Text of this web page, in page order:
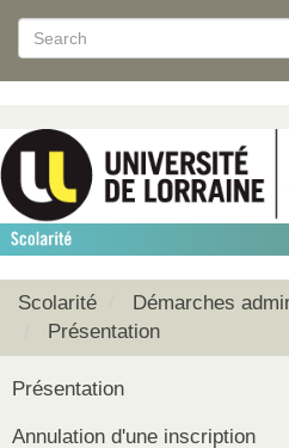
Aller
RECHERCHER
Search
Scolarité
Démarches
Présentation
Présentation
Annulation d'une inscription